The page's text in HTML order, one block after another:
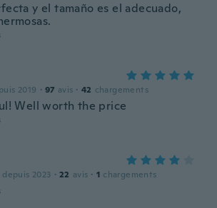
y el tamaño es el adecuado,
2019 · 97 avis · 42 chargements
Well worth the price
2023 · 22 avis · 1 chargements